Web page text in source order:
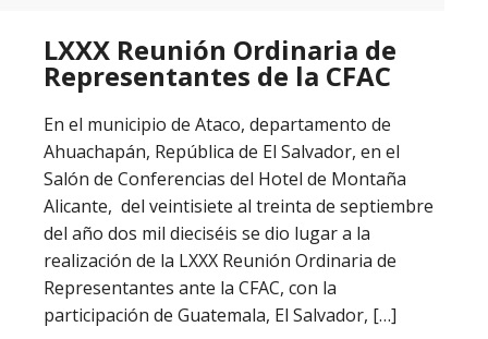
LXXX Reunión Ordinaria de
Representantes de la CFAC
En el municipio de Ataco, departamento de
Ahuachapán, República de El Salvador, en el
Salón de Conferencias del Hotel de Montaña
Alicante, del veintisiete al treinta de septiembre
del año dos mil dieciséis se dio lugar a la
realización de la LXXX Reunión Ordinaria de
Representantes ante la CFAC, con la
participación de Guatemala, El Salvador, […]